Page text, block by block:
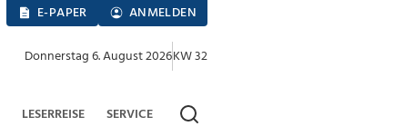
E-PAPER ANMELDEN
Donnerstag 6. August 2026KW 32
LESERREISE SERVICE